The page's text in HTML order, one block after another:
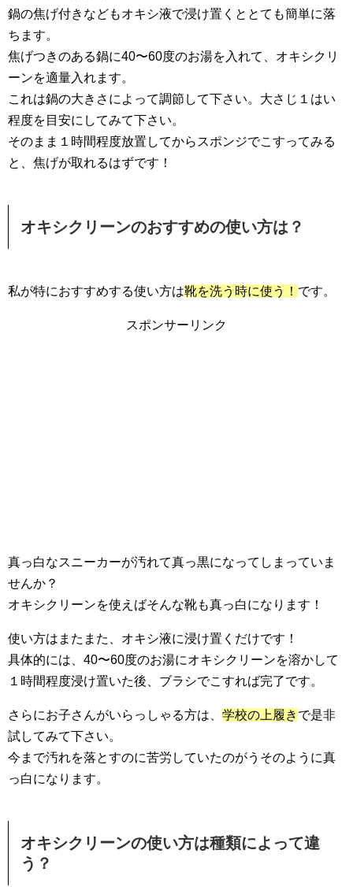
鍋の焦げ付きなどもオキシ液で浸け置くととても簡単に落
ちます。
焦げつきのある鍋に40〜60度のお湯を入れて、オキシクリ
ーンを適量入れます。
これは鍋の大きさによって調節して下さい。大さじ１はい
程度を目安にしてみて下さい。
そのまま１時間程度放置してからスポンジでこすってみる
と、焦げが取れるはずです！
オキシクリーンのおすすめの使い方は？
私が特におすすめする使い方は靴を洗う時に使う！ です。
スポンサーリンク
真っ白なスニーカーが汚れて真っ黒になってしまっていま
せんか？
オキシクリーンを使えばそんな靴も真っ白になります！
使い方はまたまた、オキシ液に浸け置くだけです！
具体的には、40〜60度のお湯にオキシクリーンを溶かして
１時間程度浸け置いた後、ブラシでこすれば完了です。
さらにお子さんがいらっしゃる方は、 学校の上履き で是非
試してみて下さい。
今まで汚れを落とすのに苦労していたのがうそのように真
っ白になります。
オキシクリーンの使い方は種類によって違
う？